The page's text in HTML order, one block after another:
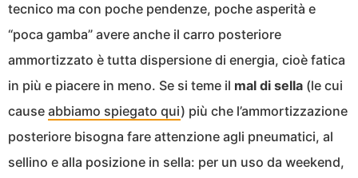
tecnico ma con poche pendenze, poche asperità e
“poca gamba” avere anche il carro posteriore
ammortizzato è tutta dispersione di energia, cioè fatica
in più e piacere in meno. Se si teme il mal di sella (le cui
cause abbiamo spiegato qui) più che l’ammortizzazione
posteriore bisogna fare attenzione agli pneumatici, al
sellino e alla posizione in sella: per un uso da weekend,